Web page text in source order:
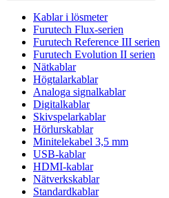
Kablar i lösmeter
Furutech Flux-serien
Furutech Reference III serien
Furutech Evolution II serien
Nätkablar
Högtalarkablar
Analoga signalkablar
Digitalkablar
Skivspelarkablar
Hörlurskablar
Minitelekabel 3,5 mm
USB-kablar
HDMI-kablar
Nätverkskablar
Standardkablar